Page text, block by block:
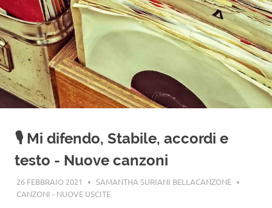
🎙️ Mi difendo, Stabile, accordi e
testo - Nuove canzoni
26 FEBBRAIO 2021
SAMANTHA SURIANI BELLACANZONE
CANZONI - NUOVE USCITE